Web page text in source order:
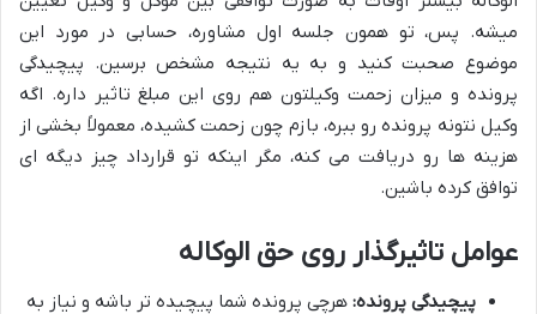
میشه. پس، تو همون جلسه اول مشاوره، حسابی در مورد این
موضوع صحبت کنید و به یه نتیجه مشخص برسین. پیچیدگی
پرونده و میزان زحمت وکیلتون هم روی این مبلغ تاثیر داره. اگه
وکیل نتونه پرونده رو ببره، بازم چون زحمت کشیده، معمولاً بخشی از
هزینه ها رو دریافت می کنه، مگر اینکه تو قرارداد چیز دیگه ای
توافق کرده باشین.
عوامل تاثیرگذار روی حق الوکاله
پیچیدگی پرونده: هرچی پرونده شما پیچیده تر باشه و نیاز به